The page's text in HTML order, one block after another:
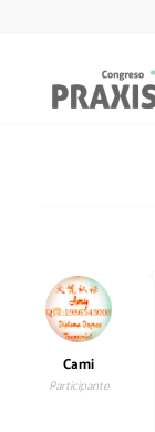
Cami
Participante